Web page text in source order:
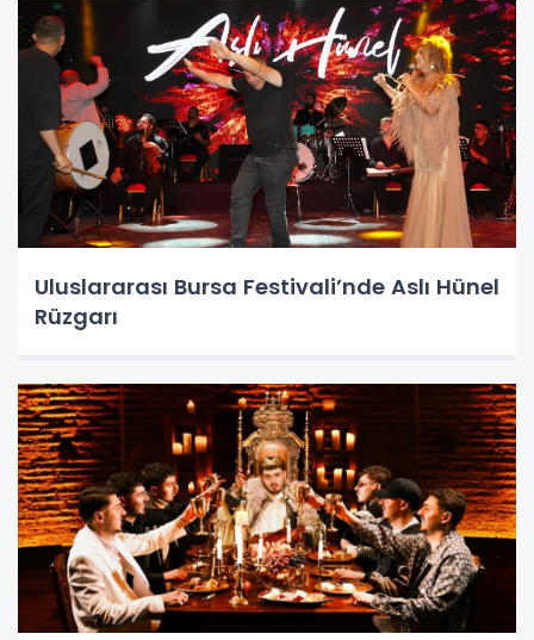
Uluslararası Bursa Festivali’nde Aslı Hünel
Rüzgarı